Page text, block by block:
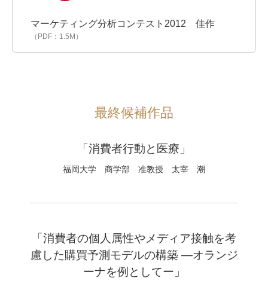
マーケティング分析コンテスト2012 佳作
（PDF：1.5M）
最終候補作品
「消費者行動と医療」
福岡大学 商学部 准教授 太宰 潮
「消費者の個人属性やメディア接触を考
慮した購買予測モデルの構築 ―オランジ
ーナを例としてー」